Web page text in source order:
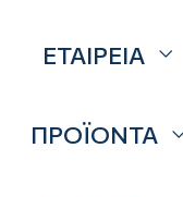
ΕΤΑΙΡΕΙΑ
Επικοινωνία
ΠΡΟΪΟΝΤΑ